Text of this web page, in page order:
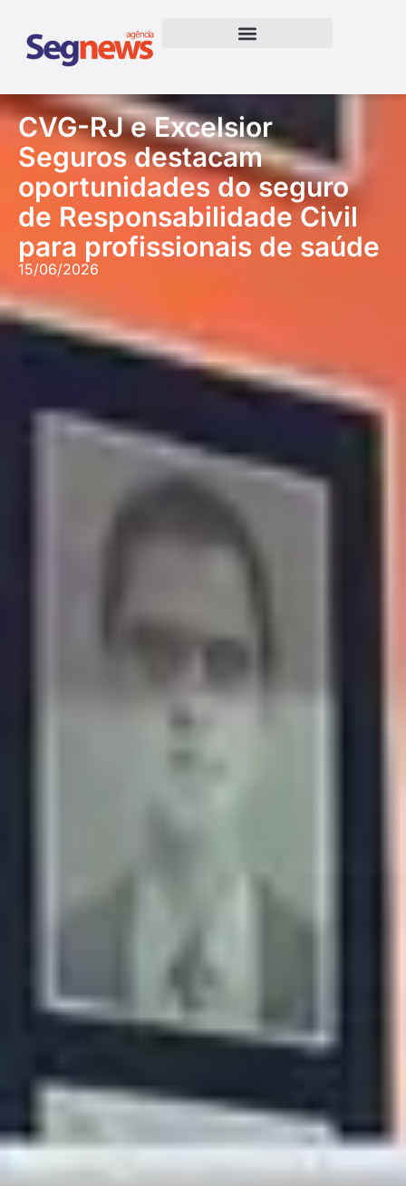
CVG-RJ e Excelsior
Seguros destacam
oportunidades do seguro
de Responsabilidade Civil
para profissionais de saúde
15/06/2026